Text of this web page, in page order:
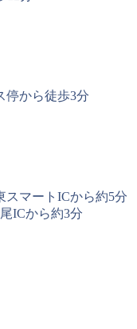
から徒歩3分
マートICから約5分
ICから約3分